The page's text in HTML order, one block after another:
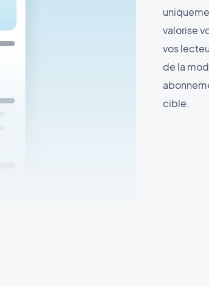
valorise
vos
de la
cible.